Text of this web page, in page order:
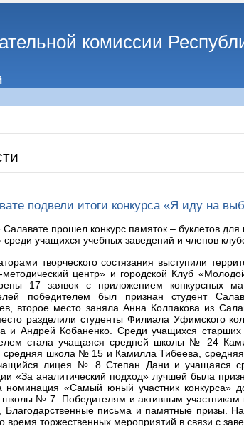
комиссии
подвели итоги конкурса «Я иду на
Салавате прошел конкурс памяток – буклетов
учащихся учебных заведений и членов
творческого состязания выступили
методический центр» и городской Клуб
17 заявок с приложением конкурсных
победителем был признан студент
второе место заняла Анна Колпакова из
разделили студенты Филиала Уфимского
и Андрей Кобаненко. Среди учащихся старших
стала учащаяся средней школы № 24
средняя школа № 15 и Камилла Тибеева,
лицея № 8 Степан Дани и учащаяся
«За аналитический подход» лучшей была
«Самый юный участник конкурса»
№ 7. Победителям и активным участникам
Благодарственные письма и памятные призы.
время торжественных мероприятий в связи с